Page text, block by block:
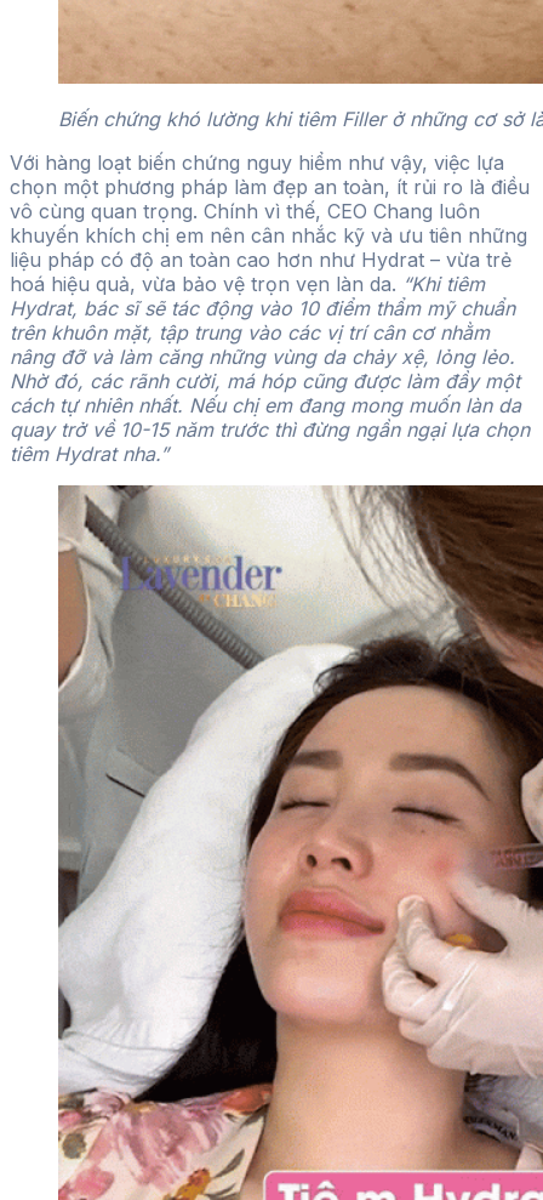
Biến chứng khó lường khi tiêm Filler ở những cơ sở
Với hàng loạt biến chứng nguy hiểm như vậy, việc lựa
chọn một phương pháp làm đẹp an toàn, ít rủi ro là điều
vô cùng quan trọng. Chính vì thế, CEO Chang luôn
khuyến khích chị em nên cân nhắc kỹ và ưu tiên những
liệu pháp có độ an toàn cao hơn như Hydrat – vừa trẻ
hoá hiệu quả, vừa bảo vệ trọn vẹn làn da. “Khi tiêm
Hydrat, bác sĩ sẽ tác động vào 10 điểm thẩm mỹ chuẩn
trên khuôn mặt, tập trung vào các vị trí cân cơ nhằm
nâng đỡ và làm căng những vùng da chảy xệ, lỏng lẻo.
Nhờ đó, các rãnh cười, má hóp cũng được làm đầy một
cách tự nhiên nhất. Nếu chị em đang mong muốn làn da
quay trở về 10-15 năm trước thì đừng ngần ngại lựa chọn
tiêm Hydrat nha.”